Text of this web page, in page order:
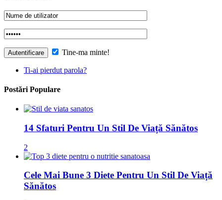
Tine-ma minte!
Ti-ai pierdut parola?
Postări Populare
14 Sfaturi Pentru Un Stil De Viață Sănătos
2
Cele Mai Bune 3 Diete Pentru Un Stil De Viață
Sănătos